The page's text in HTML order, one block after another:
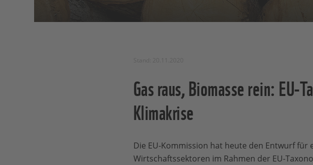
Gas raus, Biomasse rein:
Klimakrise
Die EU-Kommission hat heute den Entwurf
Wirtschaftssektoren im Rahmen der EU-